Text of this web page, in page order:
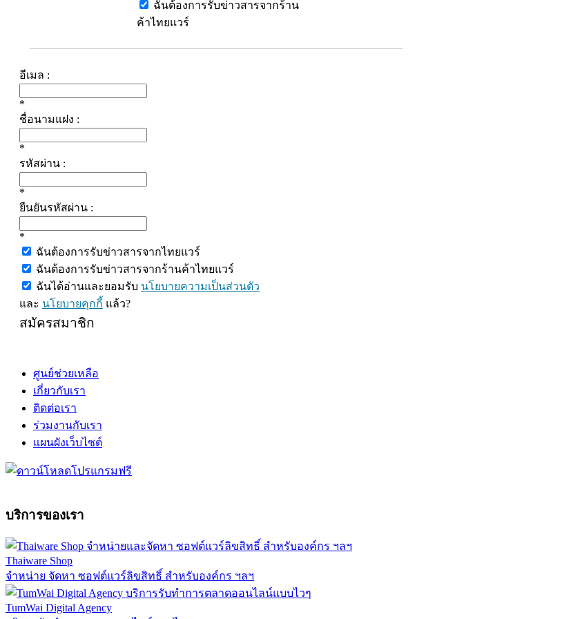
ฉันต้องการรับข่าวสารจากร้าน
ค้าไทยแวร์
อีเมล :
*
ชื่อนามแฝง :
*
รหัสผ่าน :
*
ยืนยันรหัสผ่าน :
*
ฉันต้องการรับข่าวสารจากไทยแวร์
ฉันต้องการรับข่าวสารจากร้านค้าไทยแวร์
ฉันได้อ่านและยอมรับ นโยบายความเป็นส่วนตัว
และ นโยบายคุกกี้ แล้ว?
สมัครสมาชิก
ศูนย์ช่วยเหลือ
เกี่ยวกับเรา
ติดต่อเรา
ร่วมงานกับเรา
แผนผังเว็บไซต์
บริการของเรา
Thaiware Shop
จำหน่าย จัดหา ซอฟต์แวร์ลิขสิทธิ์ สำหรับองค์กร ฯลฯ
TumWai Digital Agency